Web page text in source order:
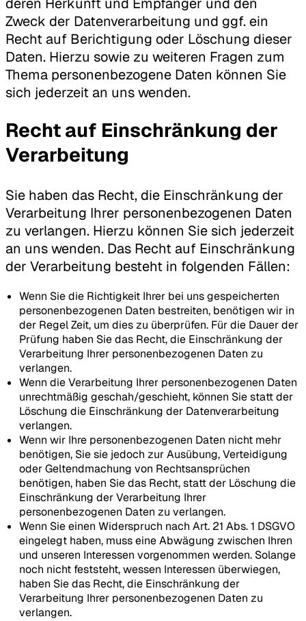
deren Herkunft und Empfänger und den
Zweck der Datenverarbeitung und ggf. ein
Recht auf Berichtigung oder Löschung dieser
Daten. Hierzu sowie zu weiteren Fragen zum
Thema personenbezogene Daten können Sie
sich jederzeit an uns wenden.
Recht auf Einschränkung der
Verarbeitung
Sie haben das Recht, die Einschränkung der
Verarbeitung Ihrer personenbezogenen Daten
zu verlangen. Hierzu können Sie sich jederzeit
an uns wenden. Das Recht auf Einschränkung
der Verarbeitung besteht in folgenden Fällen:
Wenn Sie die Richtigkeit Ihrer bei uns gespeicherten
personenbezogenen Daten bestreiten, benötigen wir in
der Regel Zeit, um dies zu überprüfen. Für die Dauer der
Prüfung haben Sie das Recht, die Einschränkung der
Verarbeitung Ihrer personenbezogenen Daten zu
verlangen.
Wenn die Verarbeitung Ihrer personenbezogenen Daten
unrechtmäßig geschah/geschieht, können Sie statt der
Löschung die Einschränkung der Datenverarbeitung
verlangen.
Wenn wir Ihre personenbezogenen Daten nicht mehr
benötigen, Sie sie jedoch zur Ausübung, Verteidigung
oder Geltendmachung von Rechtsansprüchen
benötigen, haben Sie das Recht, statt der Löschung die
Einschränkung der Verarbeitung Ihrer
personenbezogenen Daten zu verlangen.
Wenn Sie einen Widerspruch nach Art. 21 Abs. 1 DSGVO
eingelegt haben, muss eine Abwägung zwischen Ihren
und unseren Interessen vorgenommen werden. Solange
noch nicht feststeht, wessen Interessen überwiegen,
haben Sie das Recht, die Einschränkung der
Verarbeitung Ihrer personenbezogenen Daten zu
verlangen.